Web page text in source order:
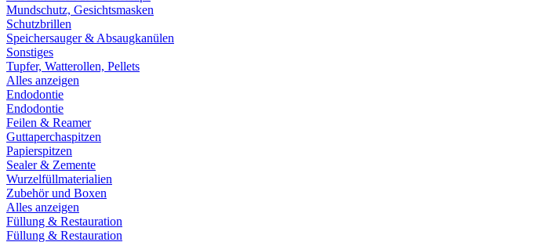
Mundschutz, Gesichtsmasken
Schutzbrillen
Speichersauger & Absaugkanülen
Sonstiges
Tupfer, Watterollen, Pellets
Alles anzeigen
Endodontie
Endodontie
Feilen & Reamer
Guttaperchaspitzen
Papierspitzen
Sealer & Zemente
Wurzelfüllmaterialien
Zubehör und Boxen
Alles anzeigen
Füllung & Restauration
Füllung & Restauration